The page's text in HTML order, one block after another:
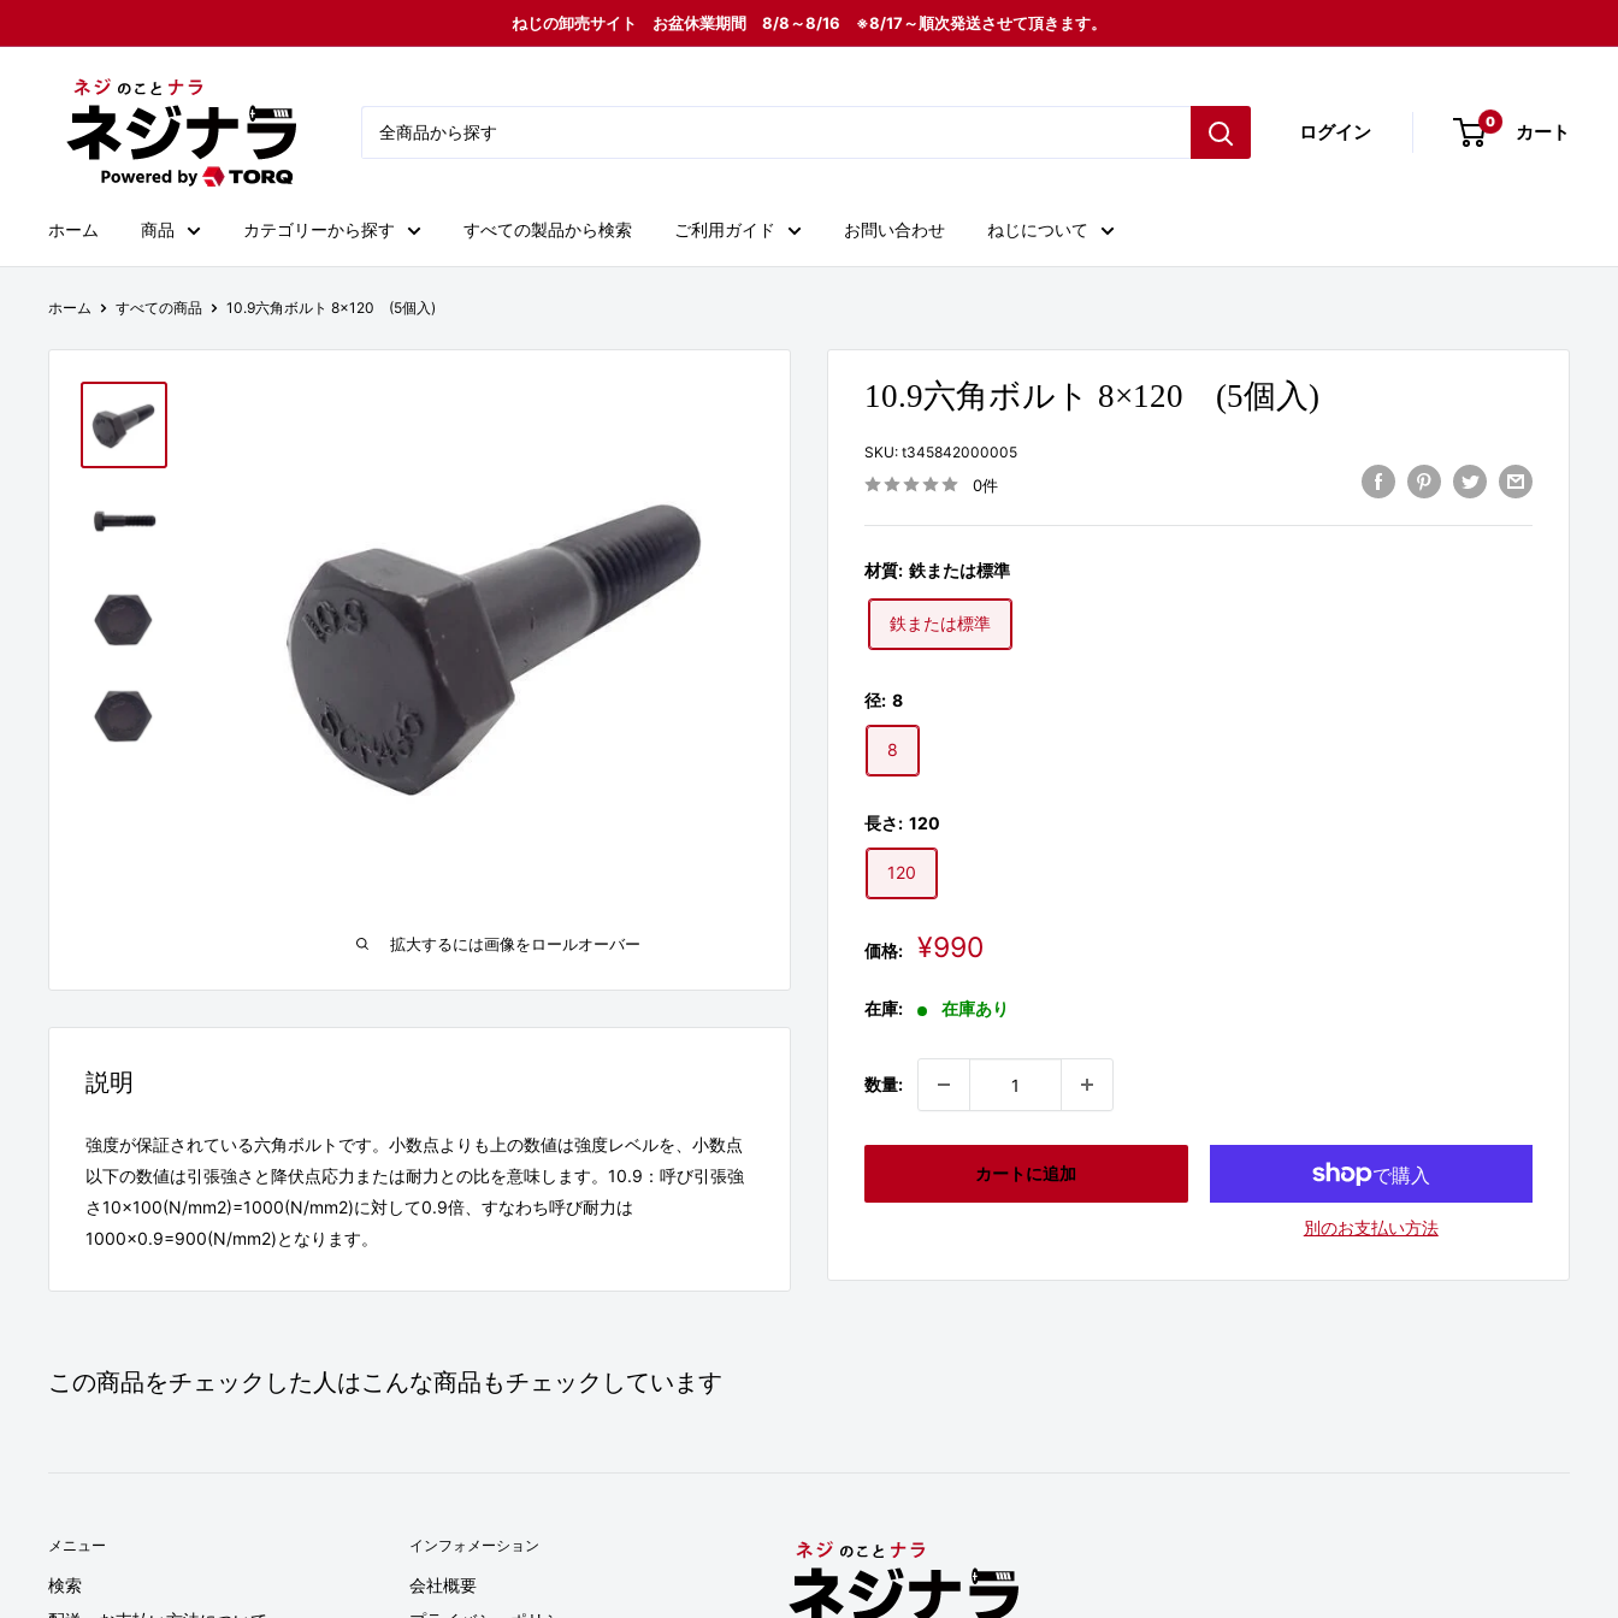
ン
ッ
ねじの卸売サイト お盆休業期間 8/8～8/16 ※8/17～順次発送させて頂きます。
ログイン 0 カート
ホーム 商品 カテゴリーから探す すべての製品から検索 ご利用ガイド お問い合わせ ねじについて
ホーム すべての商品 10.9六角ボルト 8×120 (5個入)
拡大するには画像をロールオーバー
10.9六角ボルト 8×120 (5個入)
SKU: t345842000005
0件
材質: 鉄または標準
鉄または標準
径: 8
8
長さ: 120
120
価格:
販
価
¥990
在庫: 在庫あり
数量:
カートに追加
別のお支払い方法
説明
強度が保証されている六角ボルトです。小数点よりも上の数値は強度レベルを、小数点
以下の数値は引張強さと降伏点応力または耐力との比を意味します。10.9：呼び引張強
さ10×100(N/mm2)=1000(N/mm2)に対して0.9倍、すなわち呼び耐力は
1000×0.9=900(N/mm2)となります。
この商品をチェックした人はこんな商品もチェックしています
メニュー
検索
インフォメーション
会社概要